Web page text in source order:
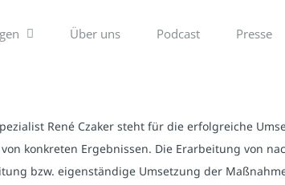
Über uns Podcast Presse
René Czaker steht für die erfolgreiche
konkreten Ergebnissen. Die Erarbeitung von
bzw. eigenständige Umsetzung der